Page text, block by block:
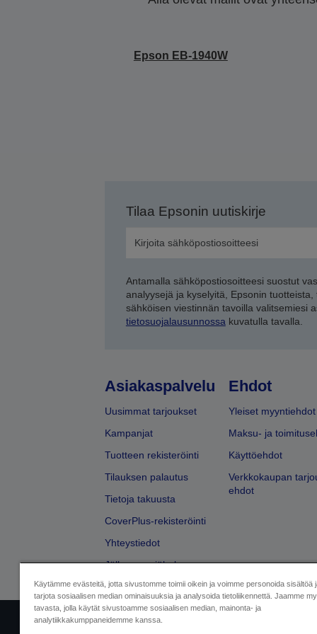
Epson EB-1940W
Tilaa Epsonin uutiskirje
Antamalla sähköpostiosoitteesi suostut
analyysejä ja kyselyitä, Epsonin
sähköisen viestinnän tavoilla valitsemiesi
tietosuojalausunnossa kuvatulla tavalla.
Asiakaspalvelu
Uusimmat tarjoukset
Kampanjat
Tuotteen rekisteröinti
Tilauksen palautus
Tietoja takuusta
CoverPlus-rekisteröinti
Yhteystiedot
Jälleenmyyjähaku
Ehdot
Yleiset myyntiehdot
Maksu- ja
Käyttöehdot
Verkkokaupan
ehdot
Yritystiedot
Käytämme evästeitä, jotta sivustomme toimii oikein ja voimme personoida sisältöä
tarjota sosiaalisen median ominaisuuksia ja analysoida tietoliikennettä. Jaamme
tavasta, jolla käytät sivustoamme sosiaalisen median, mainonta- ja
analytiikkakumppaneidemme kanssa.